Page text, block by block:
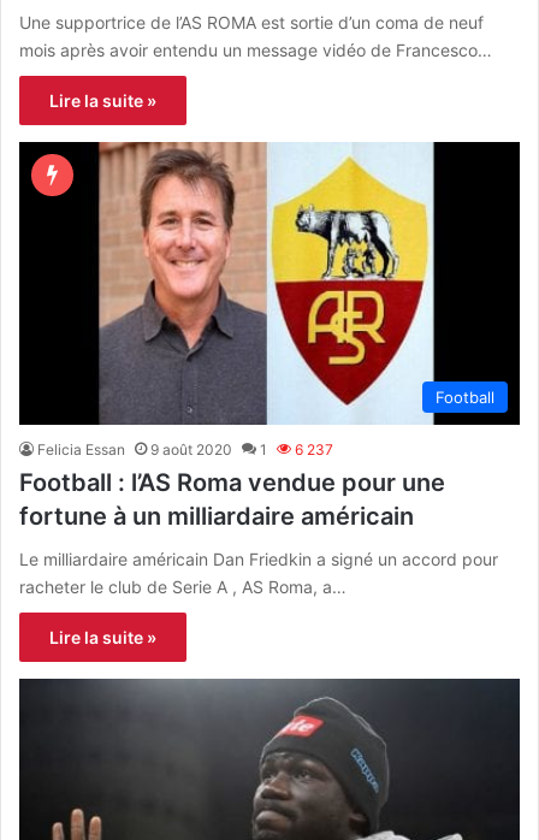
Une supportrice de l’AS ROMA est sortie d’un coma de neuf
mois après avoir entendu un message vidéo de Francesco…
Lire la suite »
Football
Felicia Essan 9 août 2020 1 6 237
Football : l’AS Roma vendue pour une
fortune à un milliardaire américain
Le milliardaire américain Dan Friedkin a signé un accord pour
racheter le club de Serie A , AS Roma, a…
Lire la suite »